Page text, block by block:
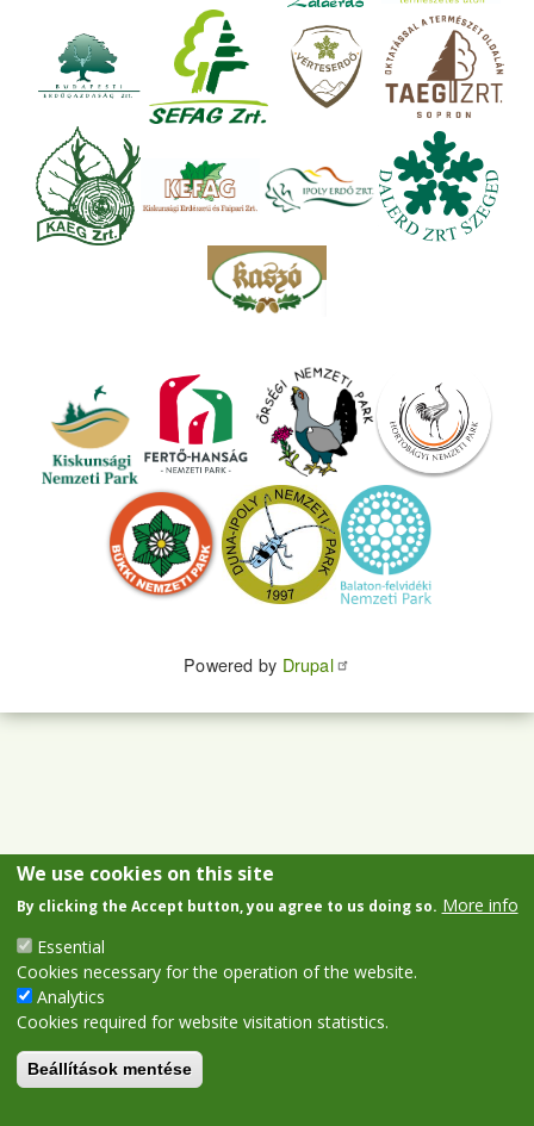
Powered by Drupal
We use cookies on this site
By clicking the Accept button, you agree to us doing so. More info
Essential
Cookies necessary for the operation of the website.
Analytics
Cookies required for website visitation statistics.
Beállítások mentése